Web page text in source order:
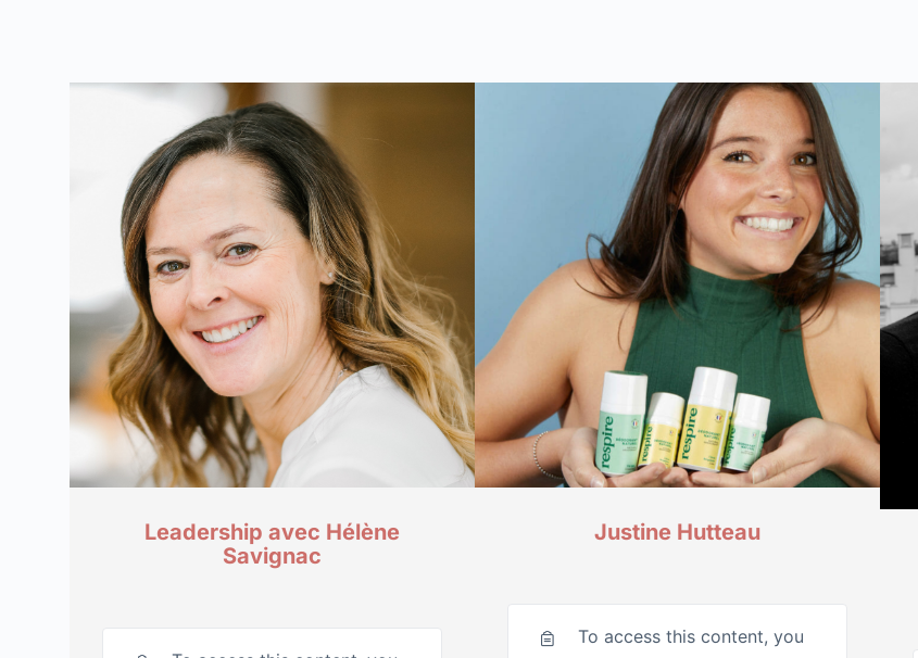
Leadership avec Hélène
Savignac
Justine Hutteau
To access this content, you